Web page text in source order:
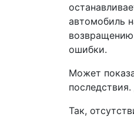
автомобиль
ошибки.
Может
Так,